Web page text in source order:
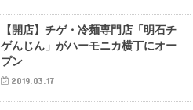
【開店】チゲ・冷麺専門店「明石チ
ゲんじん」がハーモニカ横丁にオー
プン
2019.03.17